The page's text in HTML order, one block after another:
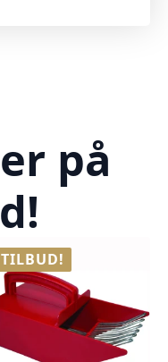
på
TILBUD!